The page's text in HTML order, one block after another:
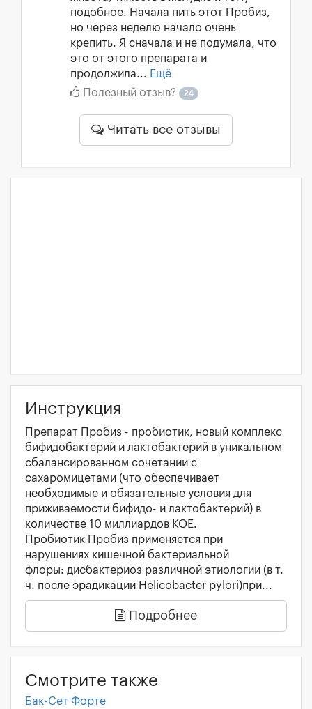
подобное. Начала пить этот Пробиз,
но через неделю начало очень
крепить. Я сначала и не подумала, что
это от этого препарата и
продолжила... Ещё
Полезный отзыв?
24
Читать все отзывы
Инструкция
Препарат Пробиз - пробиотик, новый комплекс
бифидобактерий и лактобактерий в уникальном
сбалансированном сочетании с
сахаромицетами (что обеспечивает
необходимые и обязательные условия для
приживаемости бифидо- и лактобактерий) в
количестве 10 миллиардов КОЕ.
Пробиотик Пробиз применяется при
нарушениях кишечной бактериальной
флоры: дисбактериоз различной этиологии (в т.
ч. после эрадикации Helicobacter pylori)при...
Подробнее
Смотрите также
Бак-Сет Форте